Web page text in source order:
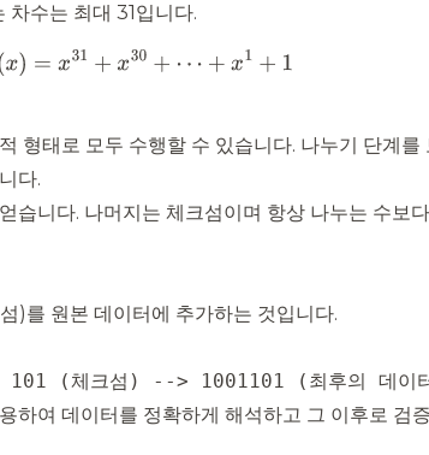
수는 최대 31입니다.
형태로 모두 수행할 수 있습니다. 나누기 단계를
다.
습니다. 나머지는 체크섬이며 항상 나누는 수보
)를 원본 데이터에 추가하는 것입니다.
(체크섬) --> 1001101 (최후의 데이
하여 데이터를 정확하게 해석하고 그 이후로 검